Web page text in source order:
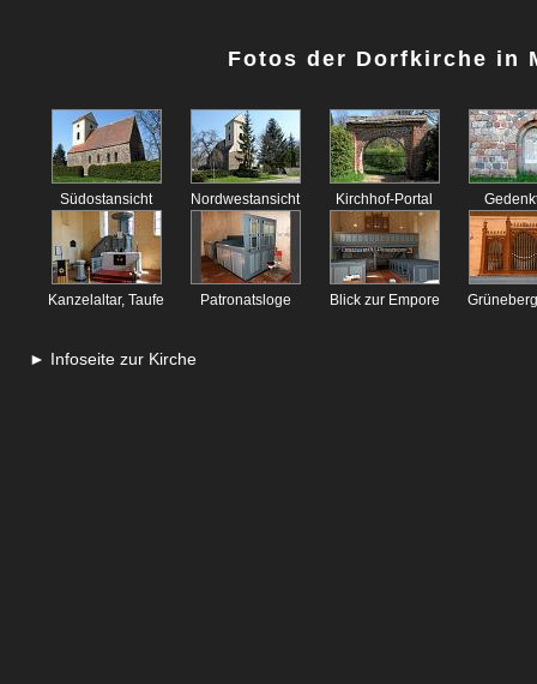
Fotos der Dorfkirche in
Südostansicht Nordwestansicht Kirchhof-Portal
Kanzelaltar, Taufe Patronatsloge Blick zur Empore
► Infoseite zur Kirche